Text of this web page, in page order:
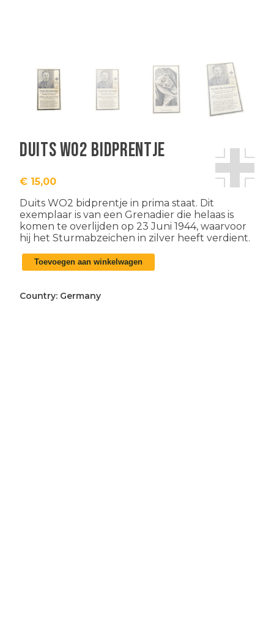
Duits WO2 bidprentje
€ 15,00
Duits WO2 bidprentje in prima staat. Dit
exemplaar is van een Grenadier die helaas is
komen te overlijden op 23 Juni 1944, waarvoor
hij het Sturmabzeichen in zilver heeft verdient.
Duits
WO2
aantal
Toevoegen aan winkelwagen
Country: Germany